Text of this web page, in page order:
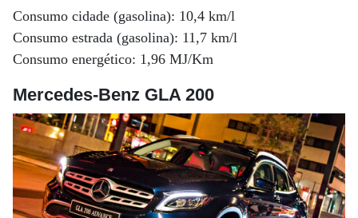
Consumo cidade (gasolina): 10,4 km/l
Consumo estrada (gasolina): 11,7 km/l
Consumo energético: 1,96 MJ/Km
Mercedes-Benz GLA 200